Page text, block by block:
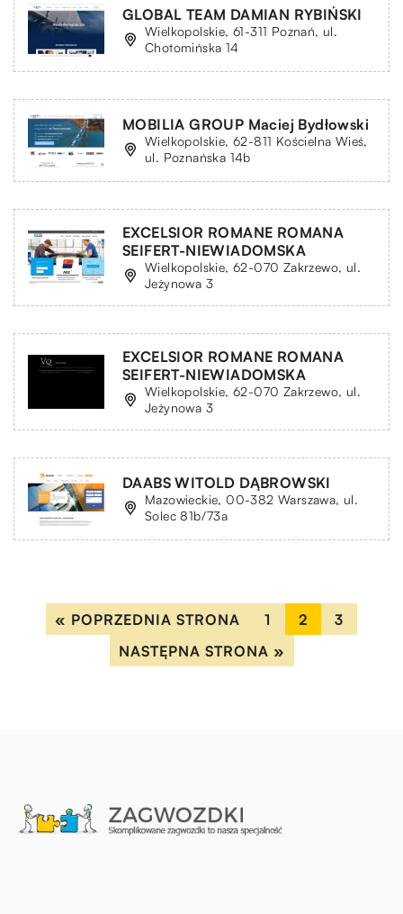
GLOBAL TEAM DAMIAN RYBIŃSKI
Wielkopolskie, 61-311 Poznań, ul.
Chotomińska 14
MOBILIA GROUP Maciej Bydłowski
Wielkopolskie, 62-811 Kościelna Wieś,
ul. Poznańska 14b
EXCELSIOR ROMANE ROMANA
SEIFERT-NIEWIADOMSKA
Wielkopolskie, 62-070 Zakrzewo, ul.
Jeżynowa 3
EXCELSIOR ROMANE ROMANA
SEIFERT-NIEWIADOMSKA
Wielkopolskie, 62-070 Zakrzewo, ul.
Jeżynowa 3
DAABS WITOLD DĄBROWSKI
Mazowieckie, 00-382 Warszawa, ul.
Solec 81b/73a
« POPRZEDNIA STRONA 1 2
3
NASTĘPNA STRONA »